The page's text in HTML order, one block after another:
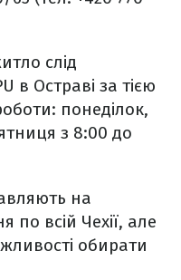
слід
в Остраві за тією
понеділок,
з 8:00 до
на
всій Чехії, але
обирати